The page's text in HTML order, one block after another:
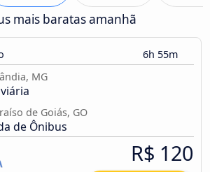
mais baratas amanhã
6h 55m
MG
de Goiás, GO
de Ônibus
R$ 120